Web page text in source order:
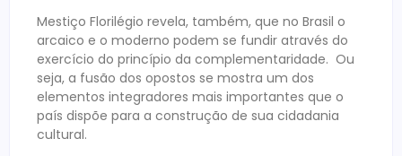
Mestiço Florilégio revela, também, que no Brasil o
arcaico e o moderno podem se fundir através do
exercício do princípio da complementaridade. Ou
seja, a fusão dos opostos se mostra um dos
elementos integradores mais importantes que o
país dispõe para a construção de sua cidadania
cultural.